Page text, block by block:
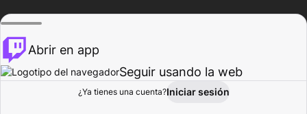
Explorar Actividad
Abrir en app
Seguir usando la web
¿Ya tienes una cuenta?Iniciar sesión